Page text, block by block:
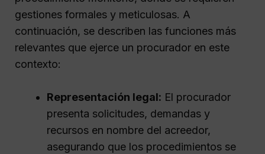
gestiones formales y meticulosas. A
continuación, se describen las funciones más
relevantes que ejerce un procurador en este
contexto:
Representación legal: El procurador
presenta solicitudes, demandas y
recursos en nombre del acreedor,
asegurando que los procedimientos se